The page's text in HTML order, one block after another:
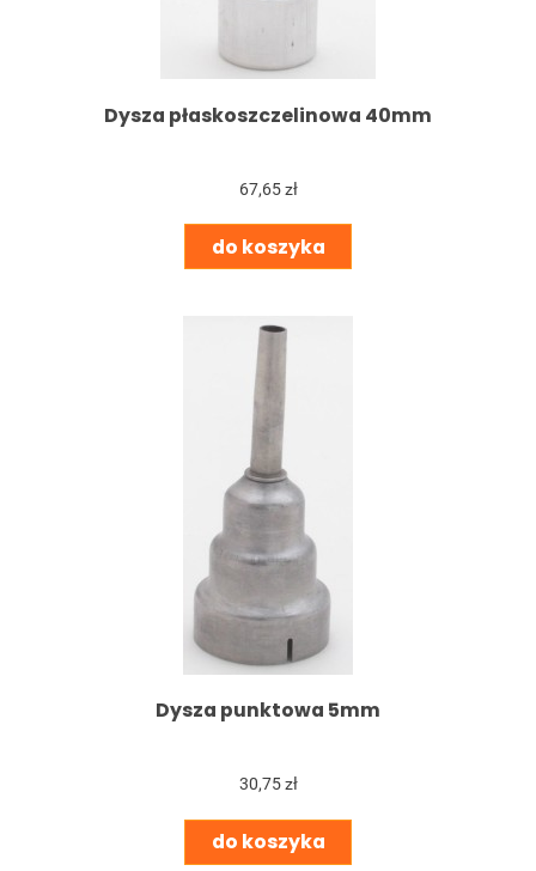
Dysza płaskoszczelinowa 40mm
67,65 zł
do koszyka
Dysza punktowa 5mm
30,75 zł
do koszyka